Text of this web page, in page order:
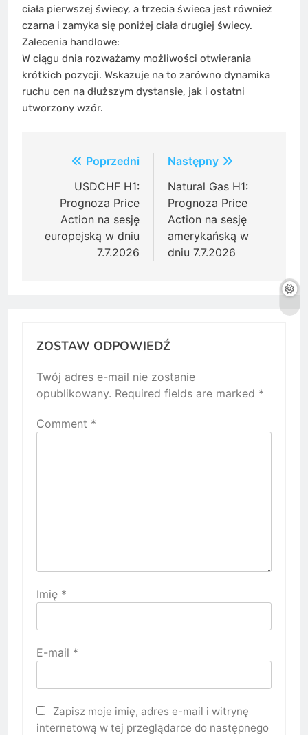
ciała pierwszej świecy, a trzecia świeca jest również
czarna i zamyka się poniżej ciała drugiej świecy.
Zalecenia handlowe:
W ciągu dnia rozważamy możliwości otwierania
krótkich pozycji. Wskazuje na to zarówno dynamika
ruchu cen na dłuższym dystansie, jak i ostatni
utworzony wzór.
navigation
Poprzedni
USDCHF H1:
Prognoza Price
Action na sesję
europejską w dniu
7.7.2026
Następny
Natural Gas H1:
Prognoza Price
Action na sesję
amerykańską w
dniu 7.7.2026
ZOSTAW ODPOWIEDŹ
Twój adres e-mail nie zostanie
opublikowany. Required fields are marked *
Comment *
Imię *
E-mail *
Zapisz moje imię, adres e-mail i witrynę
internetową w tej przeglądarce do następnego